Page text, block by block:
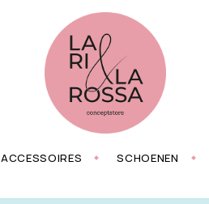
ACCESSOIRES SCHOENEN